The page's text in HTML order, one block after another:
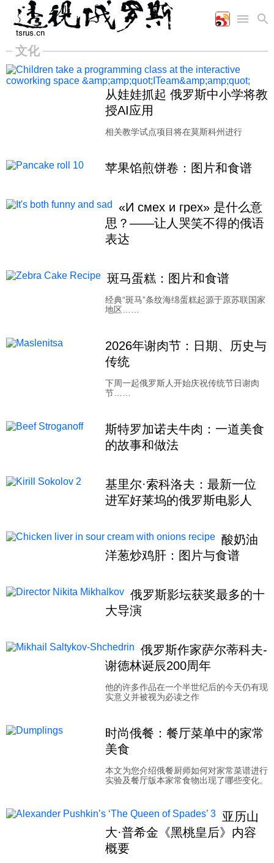
首页
空军
海军
财经
商业
文艺
教育
旅游
图片新闻
高清图片
文化
从娃娃抓起 俄罗斯中小学将教
授AI应用
相关教学试点项目将在莫斯科州进行
苹果馅煎饼卷：图片和食谱
«И смех и грех» 是什么意
思？——让人哭笑不得的俄语
表达
斑马蛋糕：图片和食谱
经典“斑马”条纹海绵蛋糕起源于原苏联国家
地区……
2026年谢肉节：日期、历史与
传统
下周一起俄罗斯人开始庆祝传统节日谢肉
节……
斯特罗加诺夫牛肉：一道美食
的故事和做法
基里尔·索科洛夫：最新一位
进军好莱坞的俄罗斯电影人
酸奶油
洋葱炒鸡肝：图片与食谱
俄罗斯影坛获奖最多的十
大导演
俄罗斯作家萨尔蒂科夫-
谢德林诞辰200周年
他的许多作品在一个半世纪后的今天仍有现
实意义并被视为必读之作
时尚俄餐：餐厅菜单中的家常
美食
本文为您介绍俄餐厨师如何对家常菜谱进行
实验及餐厅版本家常食物出现了哪些变化。
亚历山
大·普希金《黑桃皇后》内容
概要